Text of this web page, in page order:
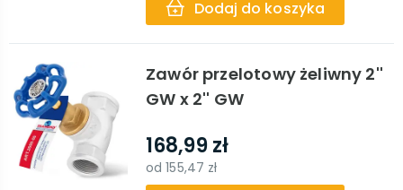
Dodaj do koszyka
Zawór przelotowy żeliwny 2''
GW x 2'' GW
168,99 zł
od155,47 zł